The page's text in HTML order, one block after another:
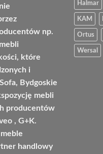
np.
które
i
Bydgoskie
mebli
producentów
, G+K.
handlowy
Halmar
KAM
Ortus
Wersal